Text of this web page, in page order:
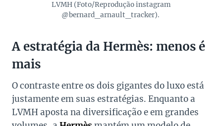
LVMH (Foto/Reprodução instagram
@bernard_arnault_tracker).
A estratégia da Hermès: menos é
mais
O contraste entre os dois gigantes do luxo está
justamente em suas estratégias. Enquanto a
LVMH aposta na diversificação e em grandes